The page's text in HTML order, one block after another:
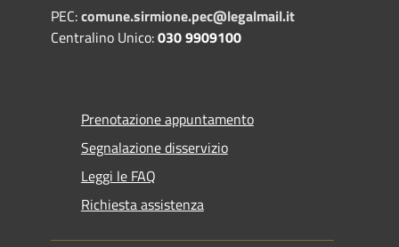
PEC:comune.sirmione.pec@legalmail.it
Centralino Unico:030 9909100
Prenotazione appuntamento
Segnalazione disservizio
Leggi le FAQ
Richiesta assistenza